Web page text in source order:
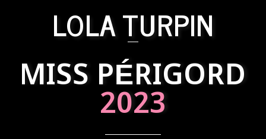
LOLA TURPIN
MISS PÉRIGORD
2023